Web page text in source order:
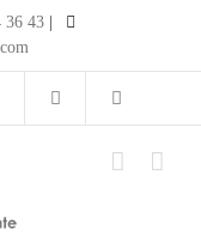
36 43